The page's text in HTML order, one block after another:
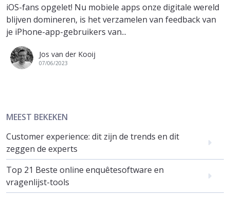
iOS-fans opgelet! Nu mobiele apps onze digitale wereld
blijven domineren, is het verzamelen van feedback van
je iPhone-app-gebruikers van...
Jos van der Kooij
07/06/2023
MEEST BEKEKEN
Customer experience: dit zijn de trends en dit
zeggen de experts
Top 21 Beste online enquêtesoftware en
vragenlijst-tools